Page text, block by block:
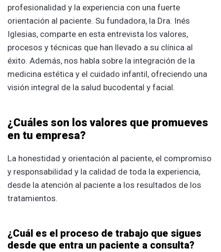
profesionalidad y la experiencia con una fuerte
orientación al paciente. Su fundadora, la Dra. Inés
Iglesias, comparte en esta entrevista los valores,
procesos y técnicas que han llevado a su clínica al
éxito. Además, nos habla sobre la integración de la
medicina estética y el cuidado infantil, ofreciendo una
visión integral de la salud bucodental y facial.
¿Cuáles son los valores que promueves
en tu empresa?
La honestidad y orientación al paciente, el compromiso
y responsabilidad y la calidad de toda la experiencia,
desde la atención al paciente a los resultados de los
tratamientos.
¿Cuál es el proceso de trabajo que sigues
desde que entra un paciente a consulta?